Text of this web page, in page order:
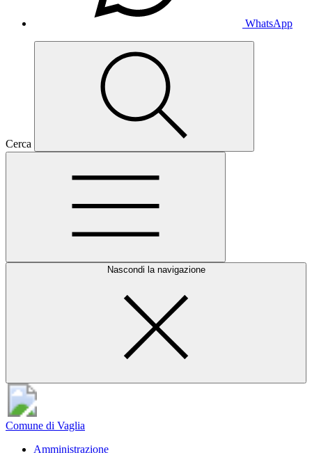
WhatsApp
Cerca
Nascondi la navigazione
Comune di Vaglia
Amministrazione